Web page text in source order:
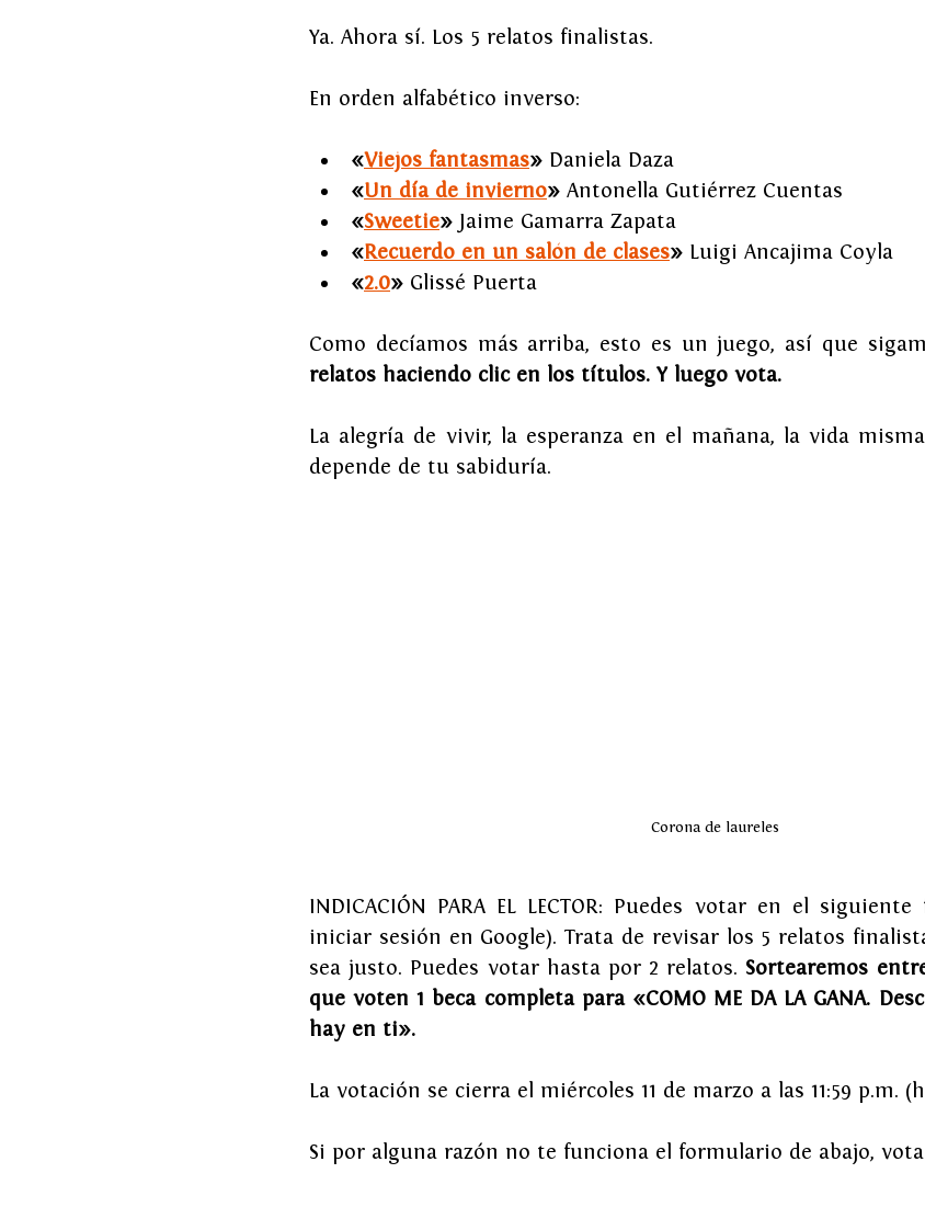
Ya. Ahora sí. Los 5 relatos finalistas.
En orden alfabético inverso:
«Viejos fantasmas» Daniela Daza
«Un día de invierno» Antonella Gutiérrez Cuentas
«Sweetie» Jaime Gamarra Zapata
«Recuerdo en un salón de clases» Luigi Ancajima Coyla
«2.0» Glissé Puerta
Como decíamos más arriba, esto es un juego, así que
relatos haciendo clic en los títulos. Y luego vota.
La alegría de vivir, la esperanza en el mañana, la vida
depende de tu sabiduría.
Corona de laureles
INDICACIÓN PARA EL LECTOR: Puedes votar en el
iniciar sesión en Google). Trata de revisar los 5 relatos
sea justo. Puedes votar hasta por 2 relatos. Sortearemos
que voten 1 beca completa para «COMO ME DA LA GANA.
hay en ti».
La votación se cierra el miércoles 11 de marzo a las 11:59 p.m.
Si por alguna razón no te funciona el formulario de abajo,